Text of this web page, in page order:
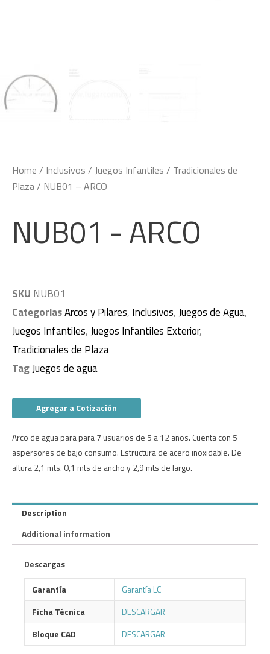
Home / Inclusivos / Juegos Infantiles / Tradicionales de
Plaza/ NUB01 – ARCO
NUB01 - ARCO
SKU NUB01
CategoriasArcos y Pilares, Inclusivos,Juegos de Agua,
Juegos Infantiles,Juegos Infantiles Exterior,
Tradicionales de Plaza
TagJuegos de agua
Agregar a Cotización
Arco de agua para para 7 usuarios de 5 a 12 años. Cuenta con 5
aspersores de bajo consumo. Estructura de acero inoxidable. De
altura 2,1 mts. 0,1 mts de ancho y 2,9 mts de largo.
Description
Additional information
Descargas
Garantía
Garantía LC
Ficha Técnica
DESCARGAR
Bloque CAD
DESCARGAR